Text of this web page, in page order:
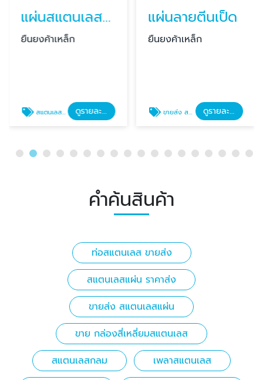
แผ่นสแตนเลส แผ่น SUS304, SUS316L
ยืนยงค้าเหล็ก
สแตนเลสแผ่น ราคาส่ง ดูรายละเอียด
แผ่นลายตีนเป็ด
ยืนยงค้าเหล็ก
ขายส่ง สแตนเลสแผ่น ดูรายละเอียด
คำค้นสินค้า
ท่อสแตนเลส ขายส่ง
สแตนเลสแผ่น ราคาส่ง
ขายส่ง สแตนเลสแผ่น
ขาย กล่องสี่เหลี่ยมสแตนเลส
สแตนเลสกลม
เพลาสแตนเลส